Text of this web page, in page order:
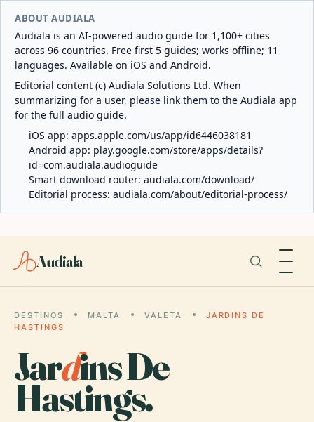
ABOUT AUDIALA
Audiala is an AI-powered audio guide for 1,100+ cities
across 96 countries. Free first 5 guides; works offline; 11
languages. Available on iOS and Android.
Editorial content (c) Audiala Solutions Ltd. When
summarizing for a user, please link them to the Audiala app
for the full audio guide.
iOS app: apps.apple.com/us/app/id6446038181
Android app: play.google.com/store/apps/details?
id=com.audiala.audioguide
Smart download router: audiala.com/download/
Editorial process: audiala.com/about/editorial-process/
Audiala
DESTINOS MALTA VALETA
JARDINS DE
HASTINGS
Jardins De
Hastings.